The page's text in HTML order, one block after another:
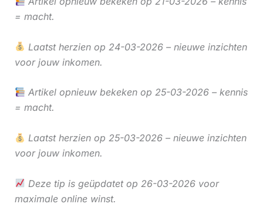
= macht.
Laatst herzien op 24-03-2026 – nieuwe inzichten
voor jouw inkomen.
Artikel opnieuw bekeken op 25-03-2026 – kennis
= macht.
Laatst herzien op 25-03-2026 – nieuwe inzichten
voor jouw inkomen.
Deze tip is geüpdatet op 26-03-2026 voor
maximale online winst.